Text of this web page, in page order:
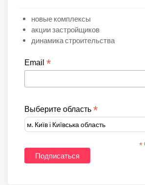
новые комплексы
акции застройщиков
динамика строительства
Email *
Выберите область *
*